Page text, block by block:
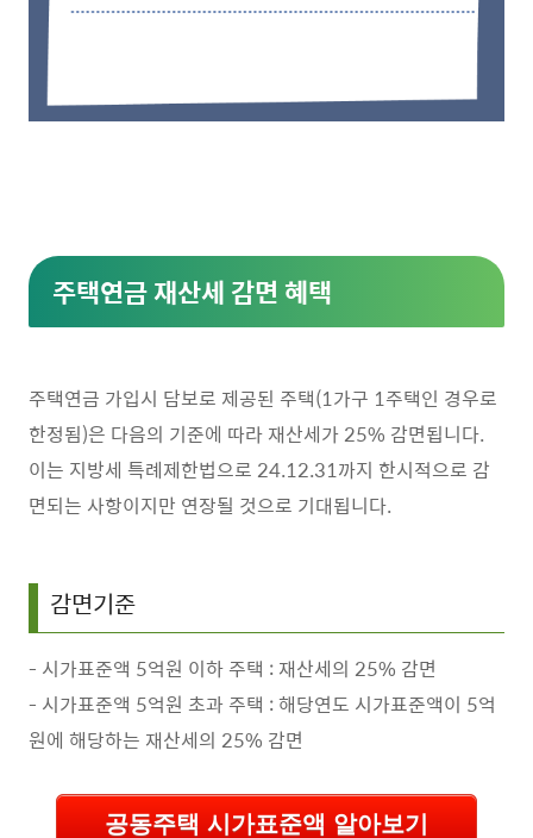
주택연금 재산세 감면 혜택
주택연금 가입시 담보로 제공된 주택(1가구 1주택인 경우로
한정됨)은 다음의 기준에 따라 재산세가 25% 감면됩니다.
이는 지방세 특례제한법으로 24.12.31까지 한시적으로 감
면되는 사항이지만 연장될 것으로 기대됩니다.
감면기준
- 시가표준액 5억원 이하 주택 : 재산세의 25% 감면
- 시가표준액 5억원 초과 주택 : 해당연도 시가표준액이 5억
원에 해당하는 재산세의 25% 감면
공동주택 시가표준액 알아보기